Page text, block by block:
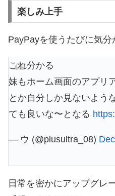
楽しみ上手
PayPayを使うたびに気分
これ分かる
妹もホーム画面のアプリ
とか自分しか見ないよう
ても良いな〜となる
— ウ (@plusultra_08)
日常を密かにアップグレ